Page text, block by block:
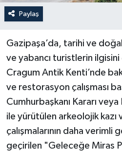
Paylaş
Gazipaşa’da, tarihi ve
ve yabancı turistlerin
Cragum Antik Kenti’nde
ve restorasyon çalışması
Cumhurbaşkanı Kararı veya
ile yürütülen arkeolojik
çalışmalarının daha verimli
geçirilen "Geleceğe Miras
Siyaset
Sosyal medya
Spor
Teknoloji
Televizyon
Turizm